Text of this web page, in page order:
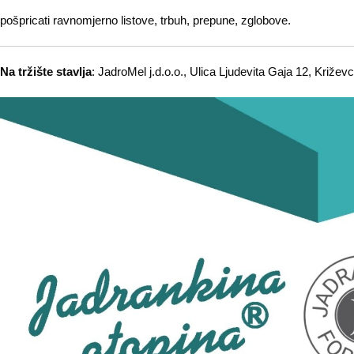
pošpricati ravnomjerno listove, trbuh, prepune, zglobove.
Na tržište stavlja: JadroMel j.d.o.o., Ulica Ljudevita Gaja 12,